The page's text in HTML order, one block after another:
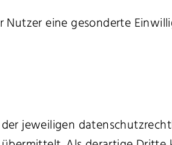
eine gesonderte
jeweiligen